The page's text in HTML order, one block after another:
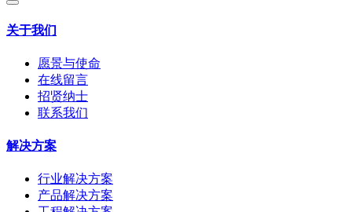
关于我们
愿景与使命
在线留言
招贤纳士
联系我们
解决方案
行业解决方案
产品解决方案